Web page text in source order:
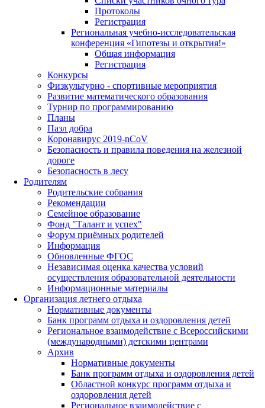
Протоколы
Регистрация
Региональная учебно-исследовательская
конференция «Гипотезы и открытия!»
Общая информация
Регистрация
Конкурсы
Физкультурно - спортивные мероприятия
Развитие математического образования
Турнир по программированию
Планы
Пазл добра
Коронавирус 2019-nCoV
Безопасность и правила поведения на железной
дороге
Безопасность в лесу
Родителям
Родительские собрания
Рекомендации
Семейное образование
Фонд "Талант и успех"
Форум приёмных родителей
Информация
Обновленные ФГОС
Независимая оценка качества условий
осуществления образовательной деятельности
Информационные материалы
Организация летнего отдыха
Нормативные документы
Банк программ отдыха и оздоровления детей
Региональное взаимодействие с Всероссийскими
(международными) детскими центрами
Архив
Нормативные документы
Банк программ отдыха и оздоровления детей
Областной конкурс программ отдыха и
оздоровления детей
Региональное взаимодействие с